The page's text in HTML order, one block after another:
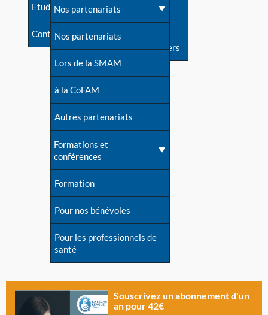
Une question sur le site
Etudes récentes
Contact
Forum
S'inscrire à nos newsletters
Nos partenariats
Nos partenariats
Lors de la SMAM
à la CoFAM
Autres partenariats
Formations et
conférences
Formation
Pour nos bénévoles
Pour les professionnels de
santé
Souscrivez un abonnement d'un
an pour 42€